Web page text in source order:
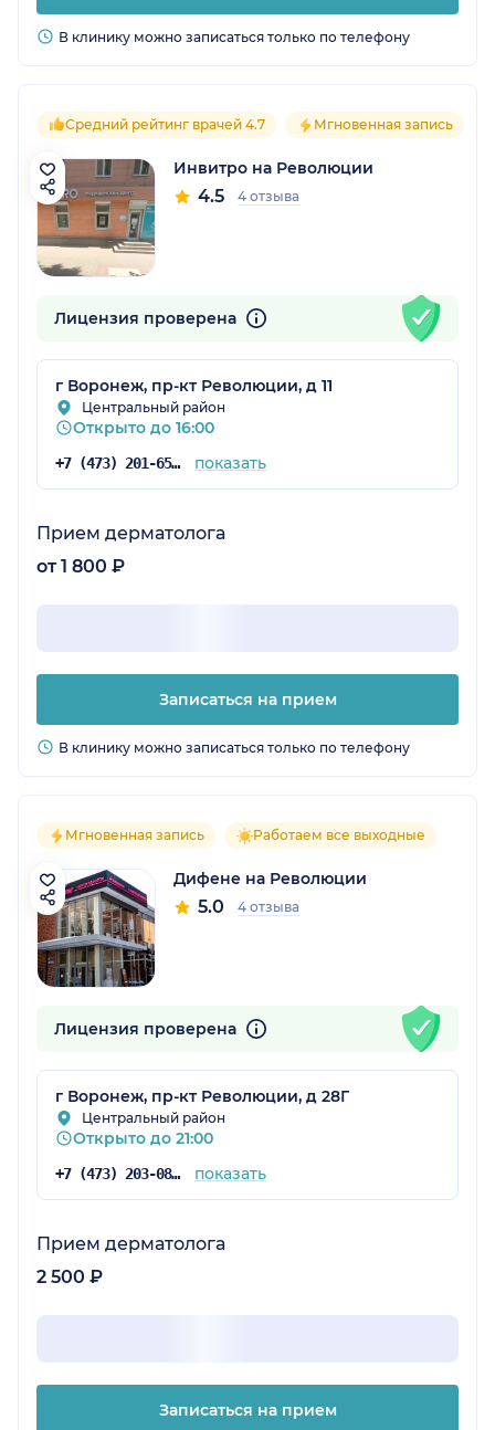
В клинику можно записаться только по телефону
Средний рейтинг врачей 4.7 Мгновенная запись
Инвитро на Революции
4.5 4 отзыва
Лицензия проверена
г Воронеж, пр-кт Революции, д 11
Центральный район
Открыто до 16:00
+7 (473) 201-65-34 показать
Прием дерматолога
от 1 800 ₽
Записаться на прием
В клинику можно записаться только по телефону
Мгновенная запись Работаем все выходные
Дифене на Революции
5.0 4 отзыва
Лицензия проверена
г Воронеж, пр-кт Революции, д 28Г
Центральный район
Открыто до 21:00
+7 (473) 203-08-41 показать
Прием дерматолога
2 500 ₽
Записаться на прием